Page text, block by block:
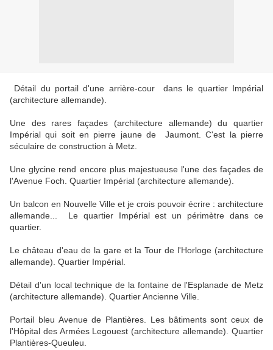
Détail du portail d'une arrière-cour dans le quartier Impérial
(architecture allemande).
Une des rares façades (architecture allemande) du quartier
Impérial qui soit en pierre jaune de Jaumont. C'est la pierre
séculaire de construction à Metz.
Une glycine rend encore plus majestueuse l'une des façades de
l'Avenue Foch. Quartier Impérial (architecture allemande).
Un balcon en Nouvelle Ville et je crois pouvoir écrire : architecture
allemande... Le quartier Impérial est un périmètre dans ce
quartier.
Le château d'eau de la gare et la Tour de l'Horloge (architecture
allemande). Quartier Impérial.
Détail d'un local technique de la fontaine de l'Esplanade de Metz
(architecture allemande). Quartier Ancienne Ville.
Portail bleu Avenue de Plantières. Les bâtiments sont ceux de
l'Hôpital des Armées Legouest (architecture allemande). Quartier
Plantières-Queuleu.